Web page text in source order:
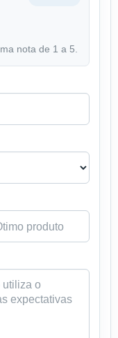
nota de 1 a 5.